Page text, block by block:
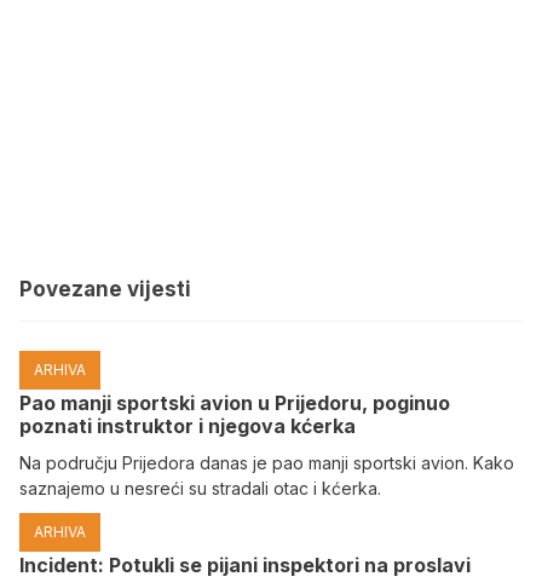
Povezane vijesti
ARHIVA
Pao manji sportski avion u Prijedoru, poginuo
poznati instruktor i njegova kćerka
Na području Prijedora danas je pao manji sportski avion. Kako
saznajemo u nesreći su stradali otac i kćerka.
ARHIVA
Incident: Potukli se pijani inspektori na proslavi